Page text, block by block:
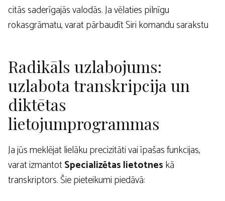
citās saderīgajās valodās. Ja vēlaties pilnīgu
rokasgrāmatu, varat pārbaudīt Siri komandu sarakstu
Radikāls uzlabojums:
uzlabota transkripcija un
diktētas
lietojumprogrammas
Ja jūs meklējat lielāku precizitāti vai īpašas funkcijas,
varat izmantotSpecializētas lietotneskā
transkriptors. Šie pieteikumi piedāvā: